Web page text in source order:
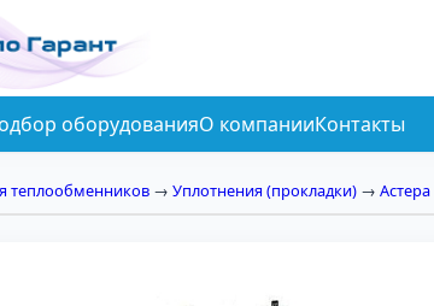
оборудованияО компанииКонтакты
теплообменников → Уплотнения (прокладки) → Астера